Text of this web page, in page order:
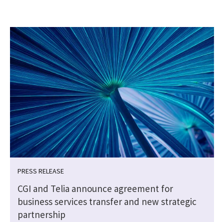
PRESS RELEASE
CGI and Telia announce agreement for
business services transfer and new strategic
partnership